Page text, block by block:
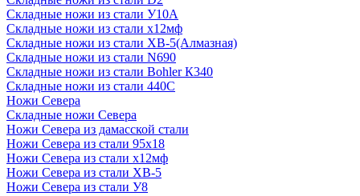
Складные ножи из стали У10А
Складные ножи из стали х12мф
Складные ножи из стали ХВ-5(Алмазная)
Складные ножи из стали N690
Складные ножи из стали Bohler К340
Складные ножи из стали 440С
Ножи Севера
Складные ножи Севера
Ножи Севера из дамасской стали
Ножи Севера из стали 95х18
Ножи Севера из стали х12мф
Ножи Севера из стали ХВ-5
Ножи Севера из стали У8